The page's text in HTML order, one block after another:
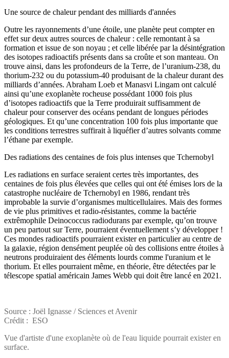
Une source de chaleur pendant des milliards d'années
Outre les rayonnements d’une étoile, une planète peut compter en
effet sur deux autres sources de chaleur : celle remontant à sa
formation et issue de son noyau ; et celle libérée par la désintégration
des isotopes radioactifs présents dans sa croûte et son manteau. On
trouve ainsi, dans les profondeurs de la Terre, de l’uranium-238, du
thorium-232 ou du potassium-40 produisant de la chaleur durant des
milliards d’années. Abraham Loeb et Manasvi Lingam ont calculé
ainsi qu’une exoplanète rocheuse possédant 1000 fois plus
d’isotopes radioactifs que la Terre produirait suffisamment de
chaleur pour conserver des océans pendant de longues périodes
géologiques. Et qu’une concentration 100 fois plus importante que
les conditions terrestres suffirait à liquéfier d’autres solvants comme
l’éthane par exemple.
Des radiations des centaines de fois plus intenses que Tchernobyl
Les radiations en surface seraient certes très importantes, des
centaines de fois plus élevées que celles qui ont été émises lors de la
catastrophe nucléaire de Tchernobyl en 1986, rendant très
improbable la survie d’organismes multicellulaires. Mais des formes
de vie plus primitives et radio-résistantes, comme la bactérie
extrêmophile Deinococcus radiodurans par exemple, qu’on trouve
un peu partout sur Terre, pourraient éventuellement s’y développer !
Ces mondes radioactifs pourraient exister en particulier au centre de
la galaxie, région densément peuplée où des collisions entre étoiles à
neutrons produiraient des éléments lourds comme l'uranium et le
thorium. Et elles pourraient même, en théorie, être détectées par le
télescope spatial américain James Webb qui doit être lancé en 2021.
Source : Joël Ignasse / Sciences et Avenir
Crédit : ESO
Vue d'artiste d'une exoplanète où de l'eau liquide pourrait exister en
surface.